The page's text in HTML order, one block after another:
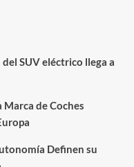
SUV eléctrico llega a
de Coches
Definen su